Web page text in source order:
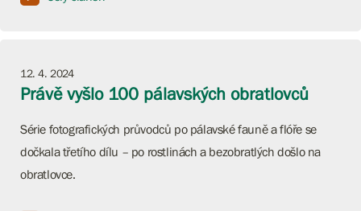
12. 4. 2024
Právě vyšlo 100 pálavských obratlovců
Série fotografických průvodců po pálavské fauně a flóře se
dočkala třetího dílu – po rostlinách a bezobratlých došlo na
obratlovce.